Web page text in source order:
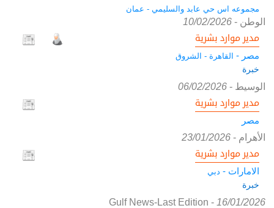
مجموعه اس حي عابد والسليمي - عمان
الوطن -
10/02/2026
مدير موارد بشرية
مصر - القاهرة - الشروق
خبرة
الوسيط -
06/02/2026
مدير موارد بشرية
مصر
الأهرام -
23/01/2026
مدير موارد بشرية
الامارات - دبي
خبرة
Gulf News-Last Edition - 16/01/2026